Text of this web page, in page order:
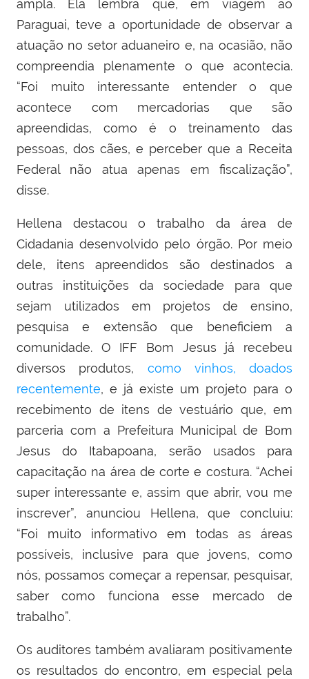
ampla. Ela lembra que, em viagem ao
Paraguai, teve a oportunidade de observar a
atuação no setor aduaneiro e, na ocasião, não
compreendia plenamente o que acontecia.
“Foi muito interessante entender o que
acontece com mercadorias que são
apreendidas, como é o treinamento das
pessoas, dos cães, e perceber que a Receita
Federal não atua apenas em fiscalização”,
disse.
Hellena destacou o trabalho da área de
Cidadania desenvolvido pelo órgão. Por meio
dele, itens apreendidos são destinados a
outras instituições da sociedade para que
sejam utilizados em projetos de ensino,
pesquisa e extensão que beneficiem a
comunidade. O IFF Bom Jesus já recebeu
diversos produtos, como vinhos, doados
recentemente, e já existe um projeto para o
recebimento de itens de vestuário que, em
parceria com a Prefeitura Municipal de Bom
Jesus do Itabapoana, serão usados para
capacitação na área de corte e costura. “Achei
super interessante e, assim que abrir, vou me
inscrever”, anunciou Hellena, que concluiu:
“Foi muito informativo em todas as áreas
possíveis, inclusive para que jovens, como
nós, possamos começar a repensar, pesquisar,
saber como funciona esse mercado de
trabalho”.
Os auditores também avaliaram positivamente
os resultados do encontro, em especial pela